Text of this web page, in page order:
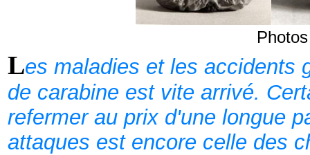
Les maladies et les accidents
de carabine est vite arrivé.
refermer au prix d'une longue
attaques est encore celle des